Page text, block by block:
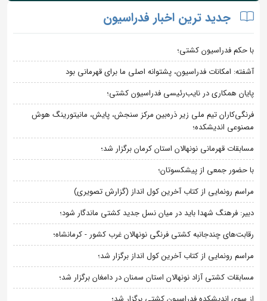
جدید ترین اخبار فدراسیون
با حکم فدراسیون کشتی؛
آشفته: امکانات فدراسیون، پشتوانه اصلی ما برای قهرمانی بود
پایان همکاری در نایب‌رئیسی فدراسیون کشتی؛
فرنگی‌کاران تیم ملی زیر ذره‌بین مرکز سنجش، پایش، مانیتورینگ هوش
مصنوعی اندیشکده؛
مسابقات قهرمانی نونهالان استان کرمان برگزار شد؛
با حضور جمعی از پیشکسوتان؛
مراسم رونمایی از کتاب آخرین کول انداز (گزارش تصویری)
دبیر: فرهنگ شهدا باید در میان نسل جدید کشتی ماندگار شود؛
رقابت‌های چندجانبه کشتی فرنگی نونهالان غرب کشور - کرمانشاه؛
مراسم رونمایی از کتاب آخرین کول انداز برگزار شد؛
مسابقات کشتی آزاد نونهالان استان سمنان در دامغان برگزار شد؛